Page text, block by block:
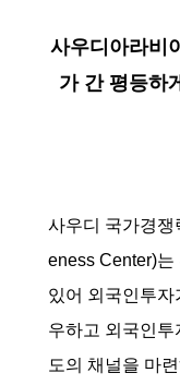
사우디아라비
가 간 평등하
사우디 국가경
eness Center)는
있어 외국인투자
우하고 외국인
도의 채널을 마